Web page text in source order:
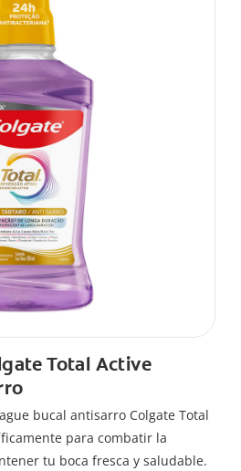
Total Active
bucal antisarro Colgate Total
para combatir la
tu boca fresca y saludable.